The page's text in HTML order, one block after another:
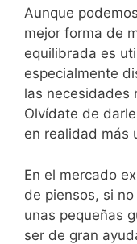
Aunque
mejor forma de
equilibrada es
especialmente
las necesidades
Olvídate de
en realidad más
En el mercado
de piensos, si
unas pequeñas
ser de gran